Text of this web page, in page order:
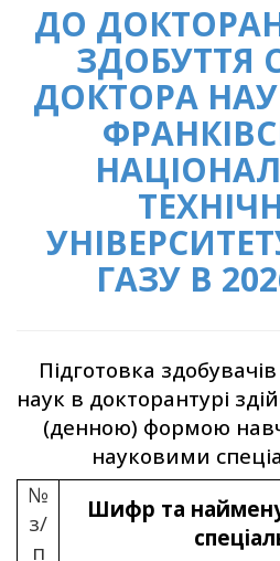
ДО
ЗДОБУТТЯ
ДОКТОРА
ГАЗУ В
Підготовка
наук в докторантурі
(денною) формою
науковими
№
з/
п
Шифр та